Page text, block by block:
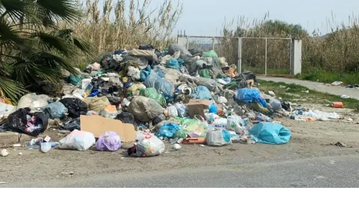
CULTURA
ECONOMIA E LAVORO
EVENTI
SPORT
Streaming
LAC TV